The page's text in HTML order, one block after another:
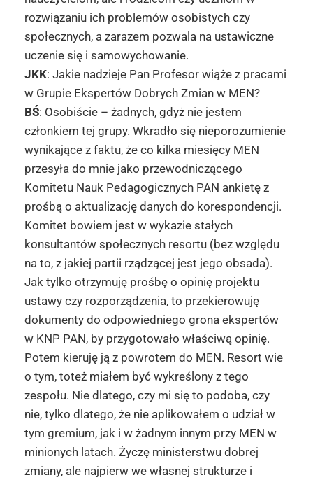
rozwiązaniu ich problemów osobistych czy
społecznych, a zarazem pozwala na ustawiczne
uczenie się i samowychowanie.
JKK: Jakie nadzieje Pan Profesor wiąże z pracami
w Grupie Ekspertów Dobrych Zmian w MEN?
BŚ: Osobiście – żadnych, gdyż nie jestem
członkiem tej grupy. Wkradło się nieporozumienie
wynikające z faktu, że co kilka miesięcy MEN
przesyła do mnie jako przewodniczącego
Komitetu Nauk Pedagogicznych PAN ankietę z
prośbą o aktualizację danych do korespondencji.
Komitet bowiem jest w wykazie stałych
konsultantów społecznych resortu (bez względu
na to, z jakiej partii rządzącej jest jego obsada).
Jak tylko otrzymuję prośbę o opinię projektu
ustawy czy rozporządzenia, to przekierowuję
dokumenty do odpowiedniego grona ekspertów
w KNP PAN, by przygotowało właściwą opinię.
Potem kieruję ją z powrotem do MEN. Resort wie
o tym, toteż miałem być wykreślony z tego
zespołu. Nie dlatego, czy mi się to podoba, czy
nie, tylko dlatego, że nie aplikowałem o udział w
tym gremium, jak i w żadnym innym przy MEN w
minionych latach. Życzę ministerstwu dobrej
zmiany, ale najpierw we własnej strukturze i